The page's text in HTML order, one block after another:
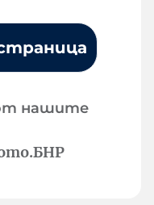
нашите